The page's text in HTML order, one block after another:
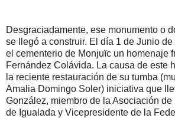
Desgraciadamente, ese monumento o
se llegó a construir. El día 1 de Junio
el cementerio de Monjuïc un homenaje
Fernández Colávida. La causa de este
la reciente restauración de su tumba
Amalia Domingo Soler) iniciativa que
González, miembro de la Asociación
de Igualada y Vicepresidente de la